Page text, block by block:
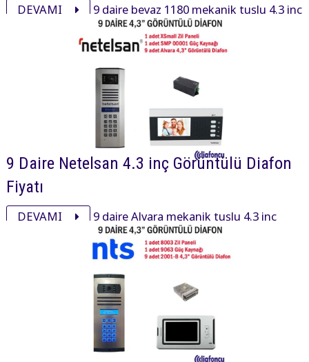
DEVAMI
9 daire beyaz 1180 mekanik tuşlu 4.3 inç
daire içi cihaz, 3002 mekanik tuşlu zil paneli ve aksesuarı
ile görüntülü diafon paketi 24810₺ dir.
9 Daire Netelsan 4.3 inç Görüntülü Diafon
Fiyatı
DEVAMI
9 daire Alvara mekanik tuşlu 4.3 inç
daire içi cihaz, xsmall mekanik tuşlu zil paneli ve
aksesuarı ile görüntülü diafon paketi 26400₺ dir.